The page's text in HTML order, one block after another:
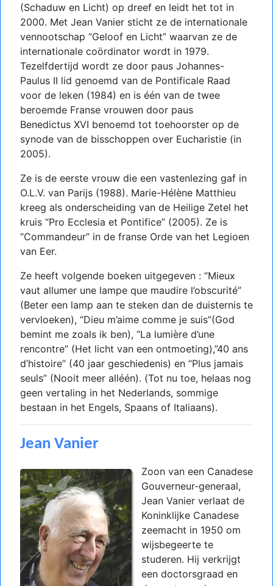
(Schaduw en Licht) op dreef en leidt het tot in
2000. Met Jean Vanier sticht ze de internationale
vennootschap “Geloof en Licht” waarvan ze de
internationale coördinator wordt in 1979.
Tezelfdertijd wordt ze door paus Johannes-
Paulus II lid genoemd van de Pontificale Raad
voor de leken (1984) en is één van de twee
beroemde Franse vrouwen door paus
Benedictus XVI benoemd tot toehoorster op de
synode van de bisschoppen over Eucharistie (in
2005).
Ze is de eerste vrouw die een vastenlezing gaf in
O.L.V. van Parijs (1988). Marie-Hélène Matthieu
kreeg als onderscheiding van de Heilige Zetel het
kruis “Pro Ecclesia et Pontifice” (2005). Ze is
“Commandeur” in de franse Orde van het Legioen
van Eer.
Ze heeft volgende boeken uitgegeven : “Mieux
vaut allumer une lampe que maudire l’obscurité”
(Beter een lamp aan te steken dan de duisternis te
vervloeken), “Dieu m’aime comme je suis”(God
bemint me zoals ik ben), “La lumière d’une
rencontre” (Het licht van een ontmoeting),”40 ans
d’histoire” (40 jaar geschiedenis) en “Plus jamais
seuls” (Nooit meer alléén). (Tot nu toe, helaas nog
geen vertaling in het Nederlands, sommige
bestaan in het Engels, Spaans of Italiaans).
Jean Vanier
Zoon van een Canadese
Gouverneur-generaal,
Jean Vanier verlaat de
Koninklijke Canadese
zeemacht in 1950 om
wijsbegeerte te
studeren. Hij verkrijgt
een doctorsgraad en